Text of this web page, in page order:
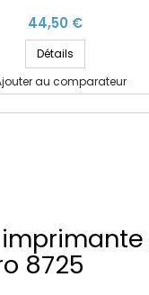
44,50 €
Détails
au comparateur
8725